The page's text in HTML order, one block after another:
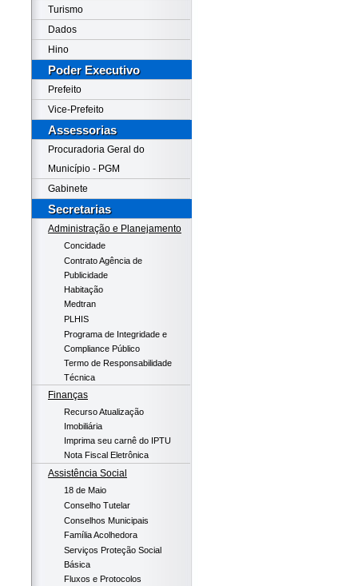
Turismo
Dados
Hino
Poder Executivo
Prefeito
Vice-Prefeito
Assessorias
Procuradoria Geral do
Município - PGM
Gabinete
Secretarias
Administração e Planejamento
Concidade
Contrato Agência de
Publicidade
Habitação
Medtran
PLHIS
Programa de Integridade e
Compliance Público
Termo de Responsabilidade
Técnica
Finanças
Recurso Atualização
Imobiliária
Imprima seu carnê do IPTU
Nota Fiscal Eletrônica
Assistência Social
18 de Maio
Conselho Tutelar
Conselhos Municipais
Família Acolhedora
Serviços Proteção Social
Básica
Fluxos e Protocolos